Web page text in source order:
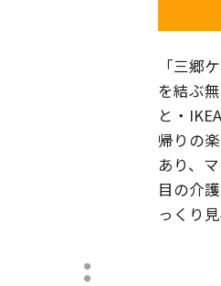
「三郷
を結ぶ
と・
帰りの
あり、
目の介
っくり